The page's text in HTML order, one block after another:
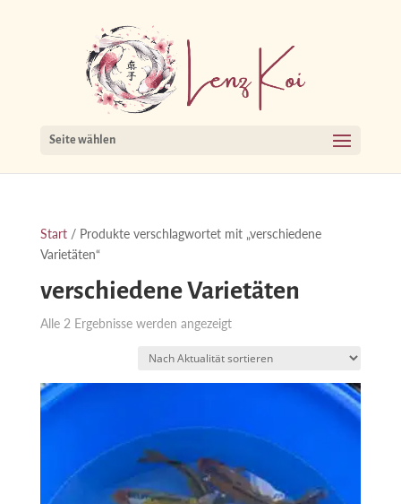
Seite wählen
Start/ Produkte verschlagwortet mit „verschiedene
Varietäten“
verschiedene Varietäten
Alle 2 Ergebnisse werden angezeigtNach
sortiert